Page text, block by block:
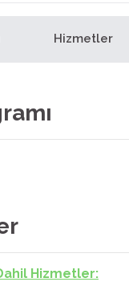
Hizmetler
Hizmetler: